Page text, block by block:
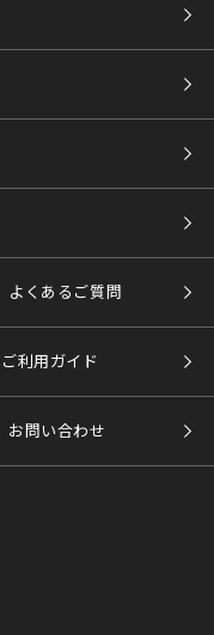
よくあるご質問
ご利用ガイド
お問い合わせ